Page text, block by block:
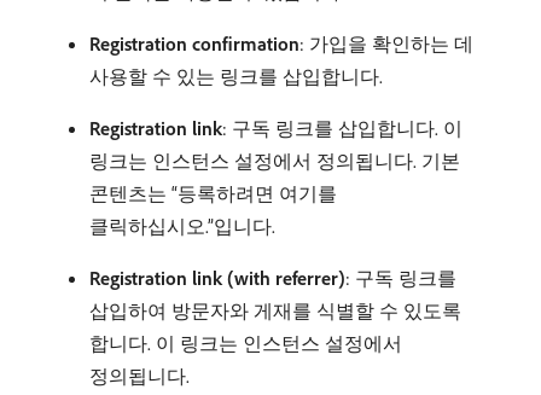
Registration confirmation: 가입을 확인하는 데
사용할 수 있는 링크를 삽입합니다.
Registration link: 구독 링크를 삽입합니다. 이
링크는 인스턴스 설정에서 정의됩니다. 기본
콘텐츠는 “등록하려면 여기를
클릭하십시오.”입니다.
Registration link (with referrer): 구독 링크를
삽입하여 방문자와 게재를 식별할 수 있도록
합니다. 이 링크는 인스턴스 설정에서
정의됩니다.